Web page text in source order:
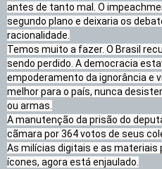
antes de tanto mal. O
segundo plano e deixaria os
racionalidade.
Temos muito a fazer. O Brasil
sendo perdido. A democracia
empoderamento da ignorância e
melhor para o país, nunca
ou armas.
A manutenção da prisão do
cãmara por 364 votos de seus
As milícias digitais e as materiais
ícones, agora está enjaulado.